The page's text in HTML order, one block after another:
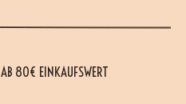
AB 80€ EINKAUFSWERT